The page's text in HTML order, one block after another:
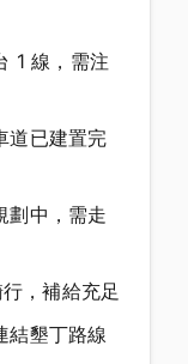
1 線，需注
道已建置完
劃中，需走
，補給充足
結墾丁路線